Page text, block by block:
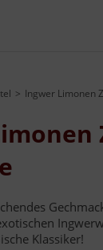
Ingwer Limonen
Klassiker!